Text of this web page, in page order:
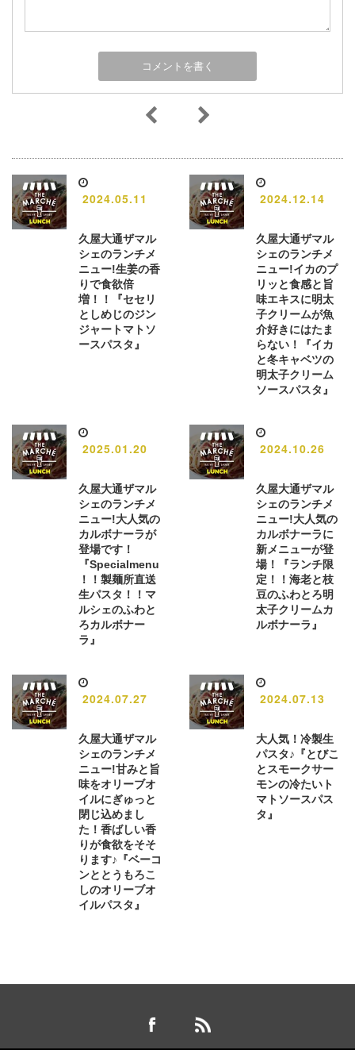
2024.05.11
久屋大通ザマル
シェのランチメ
ニュー!生姜の香
りで食欲倍
増！！『セセリ
としめじのジン
ジャートマトソ
ースパスタ』
2024.12.14
久屋大通ザマル
シェのランチメ
ニュー!イカのプ
リッと食感と旨
味エキスに明太
子クリームが魚
介好きにはたま
らない！『イカ
と冬キャベツの
明太子クリーム
ソースパスタ』
2025.01.20
久屋大通ザマル
シェのランチメ
ニュー!大人気の
カルボナーラが
登場です！
『Specialmenu
！！製麺所直送
生パスタ！！マ
ルシェのふわと
ろカルボナー
ラ』
2024.10.26
久屋大通ザマル
シェのランチメ
ニュー!大人気の
カルボナーラに
新メニューが登
場！『ランチ限
定！！海老と枝
豆のふわとろ明
太子クリームカ
ルボナーラ』
2024.07.27
久屋大通ザマル
シェのランチメ
ニュー!甘みと旨
味をオリーブオ
イルにぎゅっと
閉じ込めまし
た！香ばしい香
りが食欲をそそ
ります♪『ベーコ
ンととうもろこ
しのオリーブオ
イルパスタ』
2024.07.13
大人気！冷製生
パスタ♪『とびこ
とスモークサー
モンの冷たいト
マトソースパス
タ』